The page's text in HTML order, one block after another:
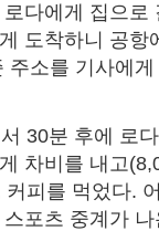
다에게 집으로
도착하니 공항
소를 기사에
30분 후에 로
차비를 내고
피를 먹었다.
포츠 중계가